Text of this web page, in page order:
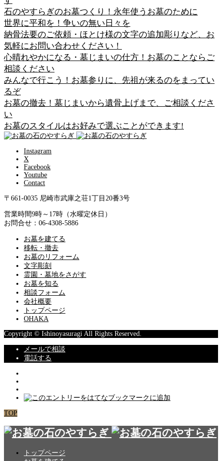
石のやすらぎのお墓つくり！永年使うお墓のために
世界に平和を！争いの無い日々を
納骨法要のご依頼・ほとけ様の文字の追加彫りなど、お
気軽にお問い合わせください！
心晴れやかになる・墓じまいの仕方！お墓のことならご
相談ください
みんなで行こう！お墓参りに、先祖が来るのをまってい
るぞ
お墓の撤去！墓じまいから遺骨上げまで、ご相談くださ
い
お墓のスタイルはお好みで選ぶことができます!
Instagram
X
Facebook
Youtube
Contact
〒661-0035 尼崎市武庫之荘1丁目20番3号
営業時間9時～17時（水曜定休日）
お問合せ：06-4308-5886
お墓を建てる
移転・撤去
お墓のリフォーム
文字彫刻
霊園・墓地をさがす
お墓を知る
相談フォーム
会社概要
トップページ
OHAKA
Copyright © Ishinoyasuragi All Rights Reserved.
メールで相談
電話する
TOP
トップページ